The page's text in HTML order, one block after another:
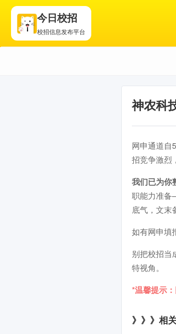
今日校招
校招信息发布平台
神农科
网申通道自
招竞争激烈
我们已为你
职能力准备
底气，文末
如有网申填
别把校招当
特视角。
*温馨提示
》》》相